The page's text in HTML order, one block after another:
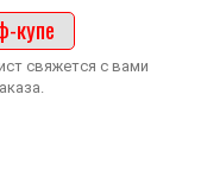
купе
свяжется с вами